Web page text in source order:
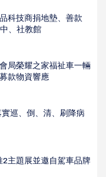
科技商捐地墊、善款
、社教館
局榮耀之家福祉車一輛
款物資響應
巡、倒、清、刷降病
主題展並邀自駕車品牌